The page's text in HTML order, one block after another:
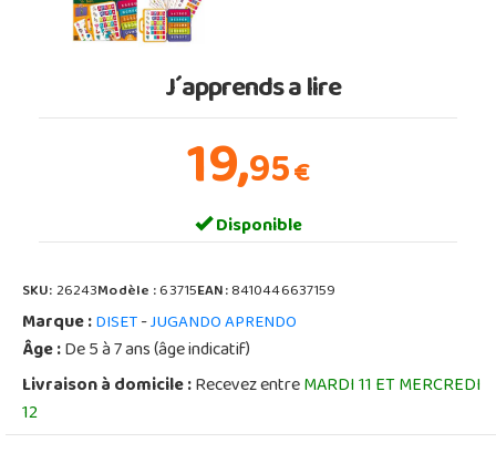
J´apprends a lire
19,95€
Disponible
SKU:26243Modèle :63715EAN:8410446637159
Marque :DISET-JUGANDO APRENDO
Âge :De 5 à 7 ans (âge indicatif)
Livraison à domicile :Recevez entreMARDI 11 ET MERCREDI
12